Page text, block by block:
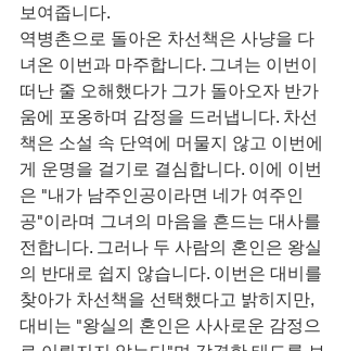
보여줍니다.
역병촌으로 돌아온 차선책은 사냥을 다
녀온 이번과 마주합니다. 그녀는 이번이
떠난 줄 오해했다가 그가 돌아오자 반가
움에 포옹하며 감정을 드러냅니다. 차선
책은 소설 속 단역에 머물지 않고 이번에
게 운명을 걸기로 결심합니다. 이에 이번
은 "내가 남주인공이라면 네가 여주인
공"이라며 그녀의 마음을 흔드는 대사를
전합니다. 그러나 두 사람의 혼인은 왕실
의 반대로 쉽지 않습니다. 이번은 대비를
찾아가 차선책을 선택했다고 밝히지만,
대비는 "왕실의 혼인은 사사로운 감정으